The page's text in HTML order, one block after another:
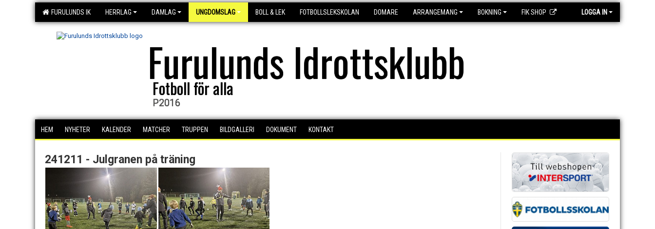
FURULUNDS IK HERRLAG DAMLAG UNGDOMSLAG BOLL & LEK FOTBOLLSLEKSKOLAN DOMARE ARRANGEMANG BOKNING FIK SHOP LOGGA IN
Furulunds Idrottsklubb
Fotboll för alla
P2016
HEM NYHETER KALENDER MATCHER TRUPPEN BILDGALLERI DOKUMENT KONTAKT
241211 - Julgranen på träning